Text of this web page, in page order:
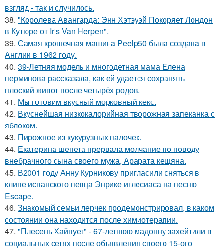
взгляд - так и случилось.
38. "Королева Авангарда: Энн Хэтэуэй Покоряет Лондон
в Кутюре от Iris Van Herpen".
39. Самая крошечная машинa Peelp50 была созданa в
Англии в 1962 году.
40. 39-Летняя модель и многодетная мама Елена
перминова рассказала, как ей удаётся сохранять
плоский живот после четырёх родов.
41. Мы готовим вкусный морковный кекс.
42. Вкуснейшая низкокалорийная творожная запеканка с
яблоком.
43. Пирожное из кукурузных палочек.
44. Екатерина шепета прервала молчание по поводу
внебрачного сына своего мужа, Арарата кещяна.
45. В2001 году Анну Курникову пригласили сняться в
клипе испанского певца Энрике иглесиаса на песню
Escape.
46. Знакомый семьи лерчек продемонстрировал, в каком
состоянии она находится после химиотерапии.
47. "Плесень Хайпует" - 67-летнюю мадонну захейтили в
социальных сетях после объявления своего 15-ого